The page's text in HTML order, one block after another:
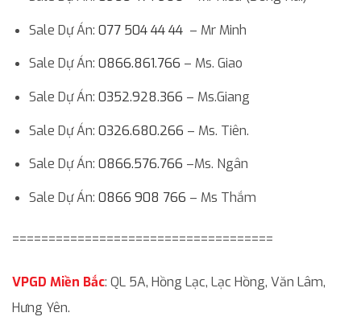
Sale Dự Án: 077 504 44 44– Mr Minh
Sale Dự Án: 0866.861.766 – Ms. Giao
Sale Dự Án: 0352.928.366 – Ms.Giang
Sale Dự Án: 0326.680.266 – Ms. Tiên.
Sale Dự Án: 0866.576.766 –Ms. Ngân
Sale Dự Án: 0866 908 766 – Ms Thắm
====================================
VPGD Miền Bắc: QL 5A, Hồng Lạc, Lạc Hồng, Văn Lâm,
Hưng Yên.